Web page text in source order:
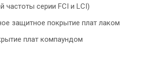
частоты серии FCI и LCI)
защитное покрытие плат лаком
плат компаундом